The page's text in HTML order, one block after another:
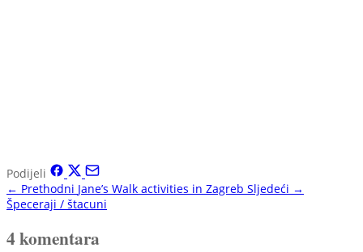
Podijeli
← Prethodni Jane’s Walk activities in Zagreb Sljedeći →
Špeceraji / štacuni
4 komentara